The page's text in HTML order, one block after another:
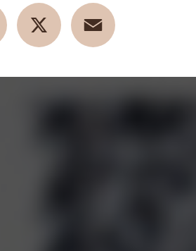
Facebook